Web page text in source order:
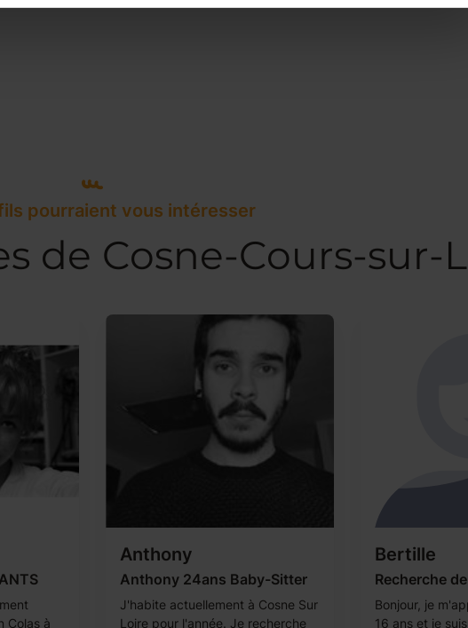
pourraient vous intéresser
de Cosne-Cours-sur-
Colas à
Anthony
Anthony 24ans Baby-Sitter
J'habite actuellement à Cosne Sur
Loire pour l'année. Je recherche
Bertille
Recherche
Bonjour, je
16 ans et je